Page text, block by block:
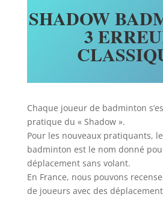
SHADOW
3
Chaque joueur de badminton
pratique du « Shadow ».
Pour les nouveaux pratiquants,
badminton est le nom donné
déplacement sans volant.
En France, nous pouvons
de joueurs avec des